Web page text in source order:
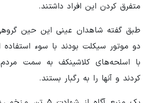
متفرق کردن این افراد داشتند.
طبق گفته شاهدان عینی این حین
دو موتور سیکلت بودند با سوء استفاده
با اسلحه‌های کلاشینکف به سمت
کردند و آنها را به رگبار بستند.